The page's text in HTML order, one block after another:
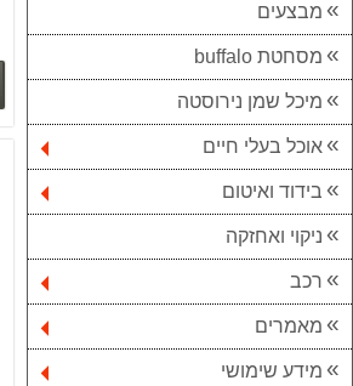
מבצעים
מסחטת buffalo
מיכל שמן נירוסטה
אוכל בעלי חיים
בידוד ואיטום
ניקוי ואחזקה
רכב
מאמרים
מידע שימושי
סיר נירוסטה 10 ליטר LA-KITCHENETTE
149.00 ₪